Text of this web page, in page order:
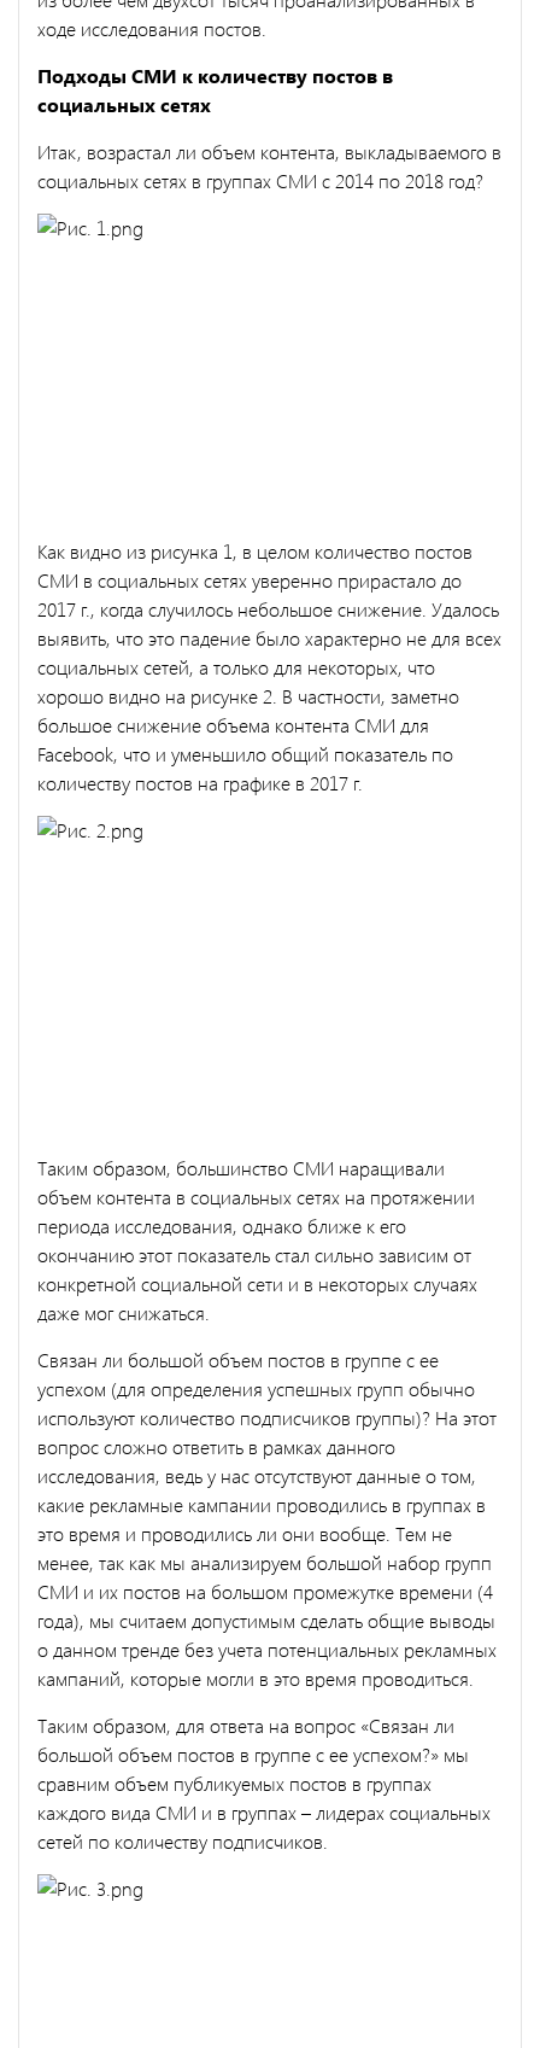
ходе исследования постов.
Подходы СМИ к количеству постов в
социальных сетях
Итак, возрастал ли объем контента, выкладываемого в
социальных сетях в группах СМИ с 2014 по 2018 год?
Как видно из рисунка 1, в целом количество постов
СМИ в социальных сетях уверенно прирастало до
2017 г., когда случилось небольшое снижение. Удалось
выявить, что это падение было характерно не для всех
социальных сетей, а только для некоторых, что
хорошо видно на рисунке 2. В частности, заметно
большое снижение объема контента СМИ для
Facebook, что и уменьшило общий показатель по
количеству постов на графике в 2017 г.
Таким образом, большинство СМИ наращивали
объем контента в социальных сетях на протяжении
периода исследования, однако ближе к его
окончанию этот показатель стал сильно зависим от
конкретной социальной сети и в некоторых случаях
даже мог снижаться.
Связан ли большой объем постов в группе с ее
успехом (для определения успешных групп обычно
используют количество подписчиков группы)? На этот
вопрос сложно ответить в рамках данного
исследования, ведь у нас отсутствуют данные о том,
какие рекламные кампании проводились в группах в
это время и проводились ли они вообще. Тем не
менее, так как мы анализируем большой набор групп
СМИ и их постов на большом промежутке времени (4
года), мы считаем допустимым сделать общие выводы
о данном тренде без учета потенциальных рекламных
кампаний, которые могли в это время проводиться.
Таким образом, для ответа на вопрос «Связан ли
большой объем постов в группе с ее успехом?» мы
сравним объем публикуемых постов в группах
каждого вида СМИ и в группах – лидерах социальных
сетей по количеству подписчиков.